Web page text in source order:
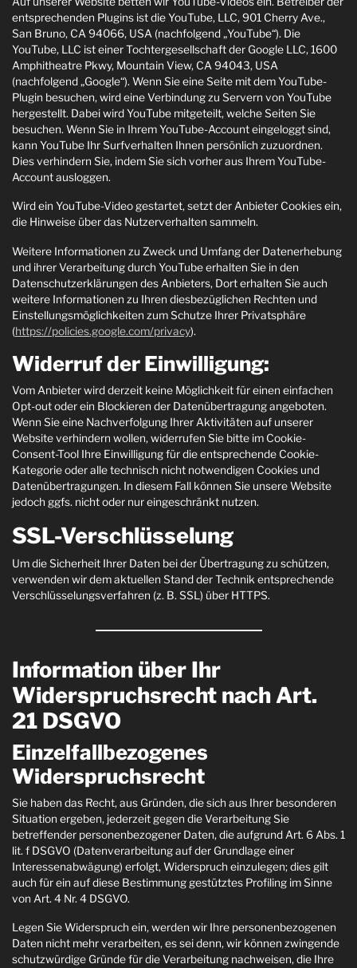
entsprechenden Plugins ist die YouTube, LLC, 901 Cherry Ave.,
San Bruno, CA 94066, USA (nachfolgend „YouTube“). Die
YouTube, LLC ist einer Tochtergesellschaft der Google LLC, 1600
Amphitheatre Pkwy, Mountain View, CA 94043, USA
(nachfolgend „Google“). Wenn Sie eine Seite mit dem YouTube-
Plugin besuchen, wird eine Verbindung zu Servern von YouTube
hergestellt. Dabei wird YouTube mitgeteilt, welche Seiten Sie
besuchen. Wenn Sie in Ihrem YouTube-Account eingeloggt sind,
kann YouTube Ihr Surfverhalten Ihnen persönlich zuzuordnen.
Dies verhindern Sie, indem Sie sich vorher aus Ihrem YouTube-
Account ausloggen.
Wird ein YouTube-Video gestartet, setzt der Anbieter Cookies ein,
die Hinweise über das Nutzerverhalten sammeln.
Weitere Informationen zu Zweck und Umfang der Datenerhebung
und ihrer Verarbeitung durch YouTube erhalten Sie in den
Datenschutzerklärungen des Anbieters, Dort erhalten Sie auch
weitere Informationen zu Ihren diesbezüglichen Rechten und
Einstellungsmöglichkeiten zum Schutze Ihrer Privatsphäre
(https://policies.google.com/privacy).
Widerruf der Einwilligung:
Vom Anbieter wird derzeit keine Möglichkeit für einen einfachen
Opt-out oder ein Blockieren der Datenübertragung angeboten.
Wenn Sie eine Nachverfolgung Ihrer Aktivitäten auf unserer
Website verhindern wollen, widerrufen Sie bitte im Cookie-
Consent-Tool Ihre Einwilligung für die entsprechende Cookie-
Kategorie oder alle technisch nicht notwendigen Cookies und
Datenübertragungen. In diesem Fall können Sie unsere Website
jedoch ggfs. nicht oder nur eingeschränkt nutzen.
SSL-Verschlüsselung
Um die Sicherheit Ihrer Daten bei der Übertragung zu schützen,
verwenden wir dem aktuellen Stand der Technik entsprechende
Verschlüsselungsverfahren (z. B. SSL) über HTTPS.
Information über Ihr
Widerspruchsrecht nach Art.
21 DSGVO
Einzelfallbezogenes
Widerspruchsrecht
Sie haben das Recht, aus Gründen, die sich aus Ihrer besonderen
Situation ergeben, jederzeit gegen die Verarbeitung Sie
betreffender personenbezogener Daten, die aufgrund Art. 6 Abs. 1
lit. f DSGVO (Datenverarbeitung auf der Grundlage einer
Interessenabwägung) erfolgt, Widerspruch einzulegen; dies gilt
auch für ein auf diese Bestimmung gestütztes Profiling im Sinne
von Art. 4 Nr. 4 DSGVO.
Legen Sie Widerspruch ein, werden wir Ihre personenbezogenen
Daten nicht mehr verarbeiten, es sei denn, wir können zwingende
schutzwürdige Gründe für die Verarbeitung nachweisen, die Ihre